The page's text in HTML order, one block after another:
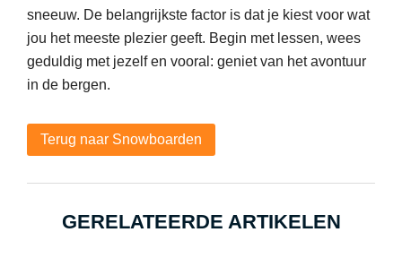
sneeuw. De belangrijkste factor is dat je kiest voor wat
jou het meeste plezier geeft. Begin met lessen, wees
geduldig met jezelf en vooral: geniet van het avontuur
in de bergen.
Terug naar Snowboarden
GERELATEERDE ARTIKELEN